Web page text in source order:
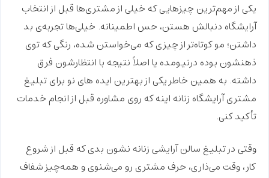
یکی از مهم‌ترین چیزهایی که خیلی از مشتری‌ها قبل از انتخاب
آرایشگاه دنبالش هستن، حس اطمینانه. خیلی‌ها تجربه‌ی بد
داشتن؛ مو کوتاه‌تر از چیزی که می‌خواستن شده، رنگی که توی
ذهنشون بوده درنیومده یا اصلاً نتیجه با انتظارشون فرق
داشته. به همین خاطر یکی از بهترین ایده های نو برای تبلیغ
مشتری آرایشگاه زنانه اینه که روی مشاوره قبل از انجام خدمات
تأکید کنی.
وقتی در تبلیغ سالن آرایشی زنانه نشون بدی که قبل از شروع
کار، وقت می‌ذاری، حرف مشتری رو می‌شنوی و همه‌چیزشفاف